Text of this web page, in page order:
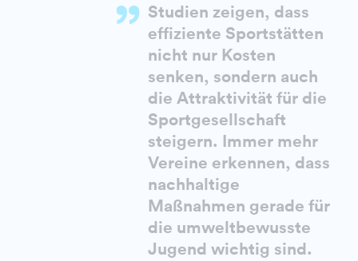
Studien zeigen, dass
effiziente Sportstätten
nicht nur Kosten
senken, sondern auch
die Attraktivität für die
Sportgesellschaft
steigern. Immer mehr
Vereine erkennen, dass
nachhaltige
Maßnahmen gerade für
die umweltbewusste
Jugend wichtig sind.